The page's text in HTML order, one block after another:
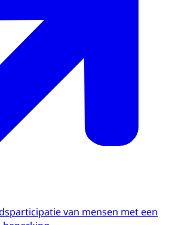
van mensen met een